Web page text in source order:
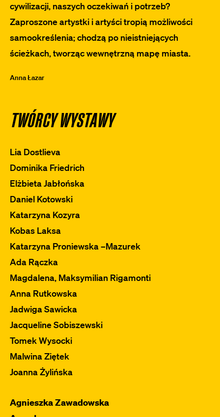
cywilizacji, naszych oczekiwań i potrzeb?
Zaproszone artystki i artyści tropią możliwości
samookreślenia; chodzą po nieistniejących
ścieżkach, tworząc wewnętrzną mapę miasta.
Anna Łazar
TWÓRCY WYSTAWY
Lia Dostlieva
Dominika Friedrich
Elżbieta Jabłońska
Daniel Kotowski
Katarzyna Kozyra
Kobas Laksa
Katarzyna Proniewska –Mazurek
Ada Rączka
Magdalena, Maksymilian Rigamonti
Anna Rutkowska
Jadwiga Sawicka
Jacqueline Sobiszewski
Tomek Wysocki
Malwina Ziętek
Joanna Żylińska
Agnieszka Zawadowska